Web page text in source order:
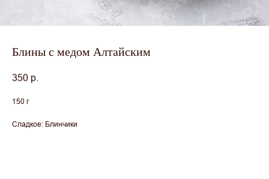
Блины с медом Алтайским
350 р.
150 г
Сладкое: Блинчики